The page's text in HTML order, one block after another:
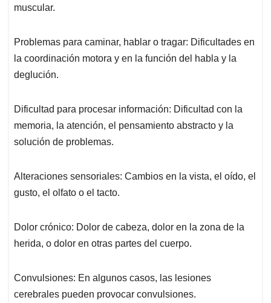
muscular.
Problemas para caminar, hablar o tragar: Dificultades en
la coordinación motora y en la función del habla y la
deglución.
Dificultad para procesar información: Dificultad con la
memoria, la atención, el pensamiento abstracto y la
solución de problemas.
Alteraciones sensoriales: Cambios en la vista, el oído, el
gusto, el olfato o el tacto.
Dolor crónico: Dolor de cabeza, dolor en la zona de la
herida, o dolor en otras partes del cuerpo.
Convulsiones: En algunos casos, las lesiones
cerebrales pueden provocar convulsiones.